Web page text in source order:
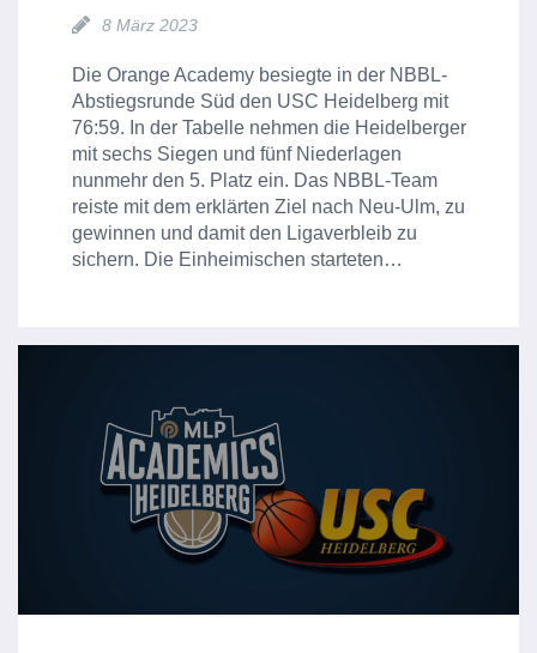
8 März 2023
Die Orange Academy besiegte in der NBBL-
Abstiegsrunde Süd den USC Heidelberg mit
76:59. In der Tabelle nehmen die Heidelberger
mit sechs Siegen und fünf Niederlagen
nunmehr den 5. Platz ein. Das NBBL-Team
reiste mit dem erklärten Ziel nach Neu-Ulm, zu
gewinnen und damit den Ligaverbleib zu
sichern. Die Einheimischen starteten…